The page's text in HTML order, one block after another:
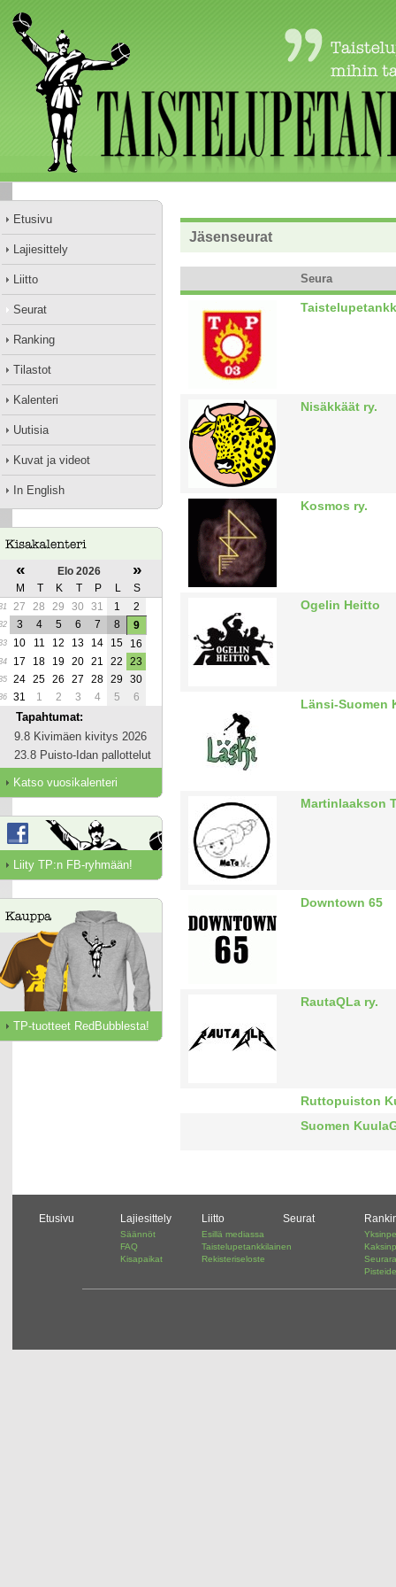
Etusivu
Lajiesittely
Liitto
Seurat
Ranking
Tilastot
Kalenteri
Uutisia
Kuvat ja videot
In English
« Elo 2026 »
M T K T P L S
27 28 29 30 31 1 2
3 4 5 6 7 8 9
10 11 12 13 14 15 16
17 18 19 20 21 22 23
24 25 26 27 28 29 30
31 1 2 3 4 5 6
Tapahtumat:
9.8 Kivimäen kivitys 2026
23.8 Puisto-Idan pallottelut
Katso vuosikalenteri
Liity TP:n FB-ryhmään!
TP-tuotteet RedBubblesta!
Jäsenseurat
Seura
Nisäkkäät ry.
Kosmos ry.
Ogelin Heitto
Länsi-Suomen
Martinlaakson
Downtown 65
RautaQLa ry.
Ruttopuiston
Suomen
Etusivu Lajiesittely
Säännöt
FAQ
Kisapaikat
Liitto
Esillä mediassa
Taistelupetankkilainen
Rekisteriseloste
Seurat